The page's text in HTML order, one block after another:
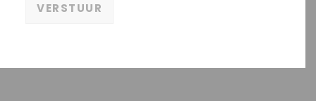
VERSTUUR